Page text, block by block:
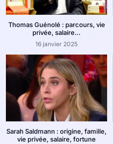
Thomas Guénolé : parcours, vie
privée, salaire…
16 janvier 2025
Sarah Saldmann : origine, famille,
vie privée, salaire, fortune